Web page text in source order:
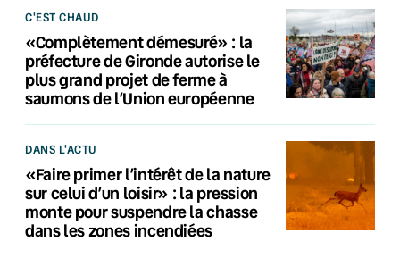
C'EST CHAUD
«Complètement démesuré» : la
préfecture de Gironde autorise le
plus grand projet de ferme à
saumons de l’Union européenne
DANS L'ACTU
«Faire primer l’intérêt de la nature
sur celui d’un loisir» : la pression
monte pour suspendre la chasse
dans les zones incendiées